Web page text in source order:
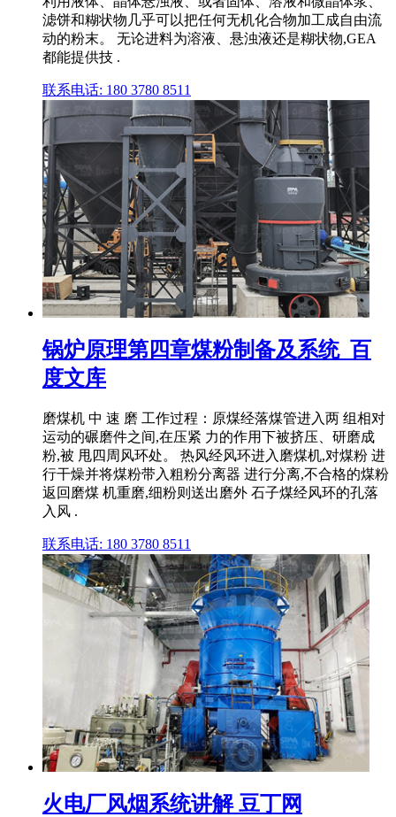
滤饼和糊状物几乎可以把任何无机化合物加工成自由流
动的粉末。 无论进料为溶液、悬浊液还是糊状物,GEA
都能提供技 .
联系电话: 180 3780 8511
锅炉原理第四章煤粉制备及系统_百
度文库
磨煤机 中 速 磨 工作过程：原煤经落煤管进入两 组相对
运动的碾磨件之间,在压紧 力的作用下被挤压、研磨成
粉,被 甩四周风环处。 热风经风环进入磨煤机,对煤粉 进
行干燥并将煤粉带入粗粉分离器 进行分离,不合格的煤粉
返回磨煤 机重磨,细粉则送出磨外 石子煤经风环的孔落
入风 .
联系电话: 180 3780 8511
火电厂风烟系统讲解 豆丁网